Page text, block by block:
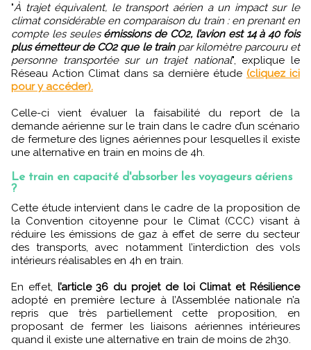
"À trajet équivalent, le transport aérien a un impact sur le
climat considérable en comparaison du train : en prenant en
compte les seules émissions de CO2, l’avion est 14 à 40 fois
plus émetteur de CO2 que le trainpar kilomètre parcouru et
personne transportée sur un trajet national", explique le
Réseau Action Climat dans sa dernière étude (cliquez ici
pour y accéder).
Celle-ci vient évaluer la faisabilité du report de la
demande aérienne sur le train dans le cadre d’un scénario
de fermeture des lignes aériennes pour lesquelles il existe
une alternative en train en moins de 4h.
Le train en capacité d'absorber les voyageurs aériens
?
Cette étude intervient dans le cadre de la proposition de
la Convention citoyenne pour le Climat (CCC) visant à
réduire les émissions de gaz à effet de serre du secteur
des transports, avec notamment l’interdiction des vols
intérieurs réalisables en 4h en train.
En effet, l’article 36 du projet de loi Climat et Résilience
adopté en première lecture à l’Assemblée nationale n’a
repris que très partiellement cette proposition, en
proposant de fermer les liaisons aériennes intérieures
quand il existe une alternative en train de moins de 2h30.